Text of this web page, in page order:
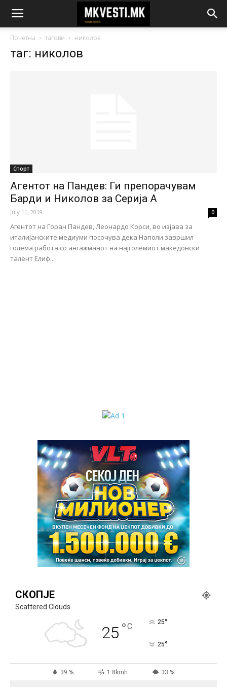
Почетна тагови николов
таг: николов
Спорт
Агентот на Пандев: Ги препорачувам
Барди и Николов за Серија А
July 11, 2019 0
Агентот на Горан Пандев, Леонардо Корси, во изјава за
италијанските медиуми посочува дека Наполи завршил
голема работа со ангажманот на најголемиот македонски
талент Елиф...
СКОПЈЕ
Scattered Clouds
25 °C 25°
25°
39 % 1.8kmh 33 %